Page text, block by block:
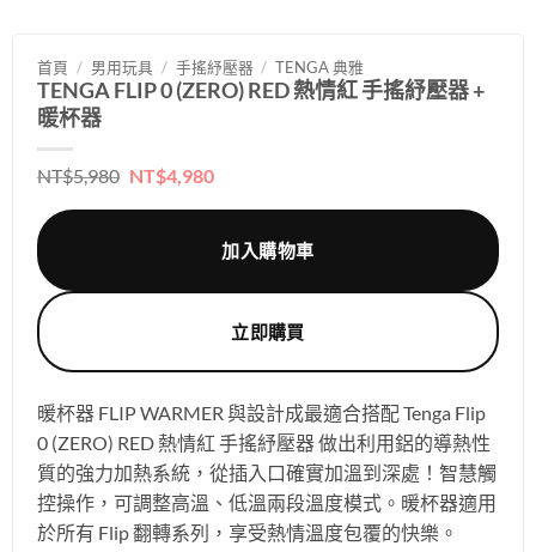
首頁 / 男用玩具 / 手搖紓壓器 / TENGA 典雅
TENGA FLIP 0 (ZERO) RED 熱情紅 手搖紓壓器 +
暖杯器
NT$5,980 原
價
NT$5,980。
NT$4,980目
價
NT$4,980。
加入購物車
立即購買
暖杯器 FLIP WARMER 與設計成最適合搭配 Tenga Flip
0 (ZERO) RED 熱情紅 手搖紓壓器 做出利用鋁的導熱性
質的強力加熱系統，從插入口確實加溫到深處！智慧觸
控操作，可調整高溫、低溫兩段溫度模式。暖杯器適用
於所有 Flip 翻轉系列，享受熱情溫度包覆的快樂。